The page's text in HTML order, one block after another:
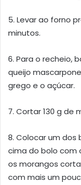
5. Levar ao forno
minutos.
6. Para o recheio,
queijo
grego e o açúcar.
7. Cortar 130 g de
8. Colocar um dos
cima do bolo com
os morangos
com mais um